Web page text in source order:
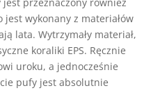
wykonany z materiałów
lata. Wytrzymały materiał,
koraliki EPS. Ręcznie
uroku, a jednocześnie
pufy jest absolutnie